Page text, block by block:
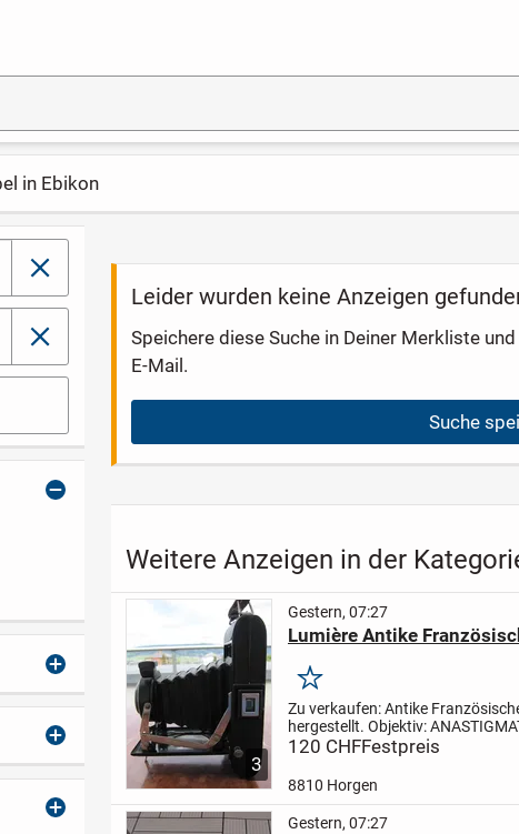
schließen
schließen
in Ebikon
Leider wurden keine Anzeigen
Speichere diese Suche in Deiner Merkliste
E-Mail.
Suche
Weitere Anzeigen in der
3
Gestern, 07:27
Lumière Antike
Merken
Zu verkaufen:Antike
hergestellt. Objektiv:
sehr gut erhalten, schönes
120 CHFFestpreis
8810 Horgen
Gestern, 07:27